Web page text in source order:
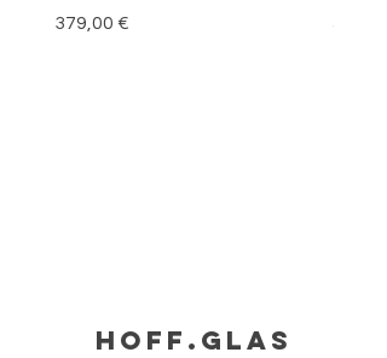
Preis
379,00 €
Preis
59,00 €
HOFF.glas